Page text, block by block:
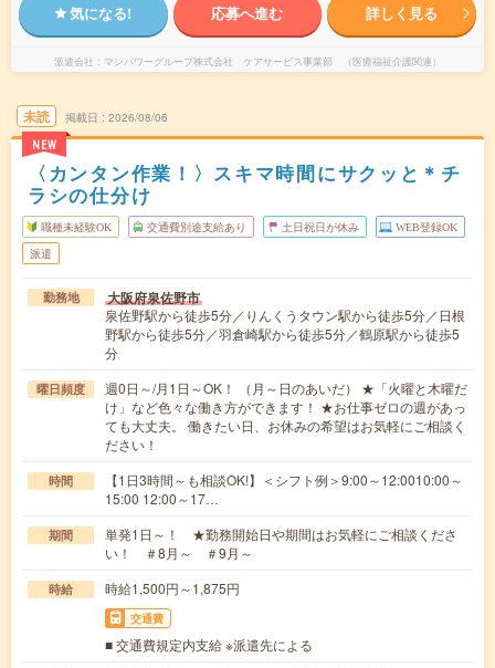
気になる! 応募へ進む 詳しく見る
派遣会社 マンパワーグループ株式会社 ケアサービス事業部 （医療福祉介護関連）
未読
NEW
掲載日 2026/08/06
〈カンタン作業！〉スキマ時間にサクッと＊チ
ラシの仕分け
職種未経験OK 交通費別途支給あり 土日祝日が休み WEB登録OK
派遣
勤務地 大阪府泉佐野市
泉佐野駅から徒歩5分／りんくうタウン駅から徒歩5分／日根
野駅から徒歩5分／羽倉崎駅から徒歩5分／鶴原駅から徒歩5
分
曜日頻度
週0日～/月1日～OK！ （月～日のあいだ） ★「火曜と木曜だ
け」など色々な働き方ができます！ ★お仕事ゼロの週があっ
ても大丈夫。 働きたい日、お休みの希望はお気軽にご相談く
ださい！
時間
【1日3時間～も相談OK!】＜シフト例＞9:00～12:0010:00～
15:00 12:00～17…
期間
単発1日～！ ★勤務開始日や期間はお気軽にご相談くださ
い！ ＃8月～ ＃9月～
時給 時給1,500円～1,875円
交通費
■ 交通費規定内支給 ※派遣先による